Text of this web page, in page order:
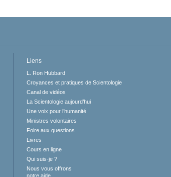
Liens
L. Ron Hubbard
Croyances et pratiques de Scientologie
Canal de vidéos
La Scientologie aujourd’hui
Une voix pour l’humanité
Ministres volontaires
Foire aux questions
Livres
Cours en ligne
Qui suis-je ?
Nous vous offrons
notre aide